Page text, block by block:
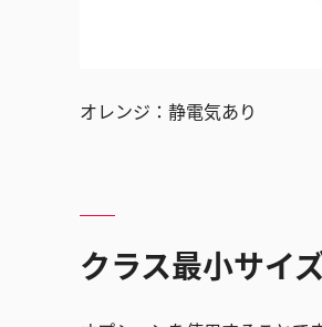
オレンジ：静電気あり
クラス最小サイ